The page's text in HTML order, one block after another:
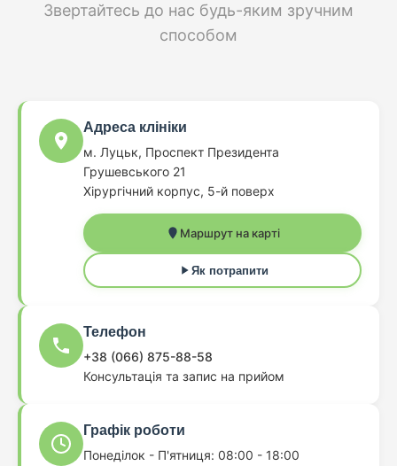
Звертайтесь до нас будь-яким зручним
способом
Адреса клініки
м. Луцьк, Проспект Президента
Грушевського 21
Хірургічний корпус, 5-й поверх
Маршрут на карті
Як потрапити
Телефон
+38 (066) 875-88-58
Консультація та запис на прийом
Графік роботи
Понеділок - П'ятниця: 08:00 - 18:00